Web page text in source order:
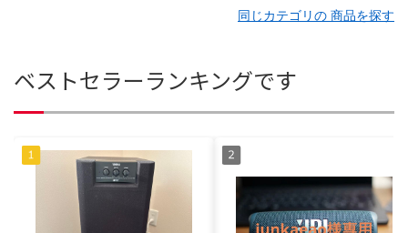
同じカテゴリの 商品を探す
ベストセラーランキングです